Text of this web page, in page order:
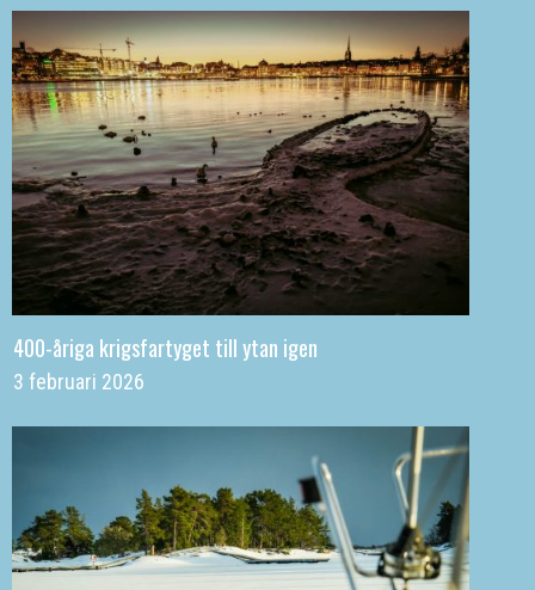
400-åriga krigsfartyget till ytan igen
3 februari 2026